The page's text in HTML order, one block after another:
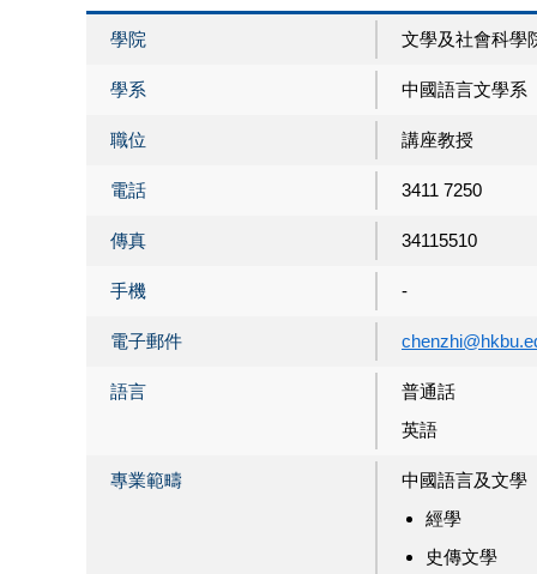
學院 文學及社會科學
學系 中國語言文學系
職位 講座教授
電話 3411 7250
傳真 34115510
手機 -
電子郵件
語言
普通話
英語
專業範疇
中國語言及文學
經學
史傳文學